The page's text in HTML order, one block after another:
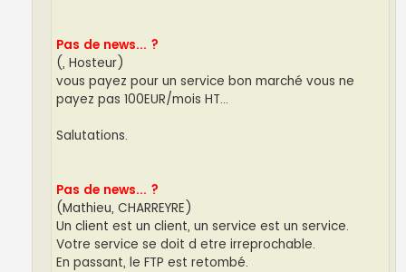
Pas de news... ?
(, Hosteur)
vous payez pour un service bon marché vous ne
payez pas 100EUR/mois HT...
Salutations.
Pas de news... ?
(Mathieu, CHARREYRE)
Un client est un client, un service est un service.
Votre service se doit d etre irreprochable.
En passant, le FTP est retombé.